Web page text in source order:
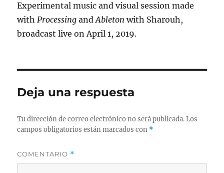
Experimental music and visual session made
withProcessing andAbleton with Sharouh,
broadcast live on April 1, 2019.
Deja una respuesta
Tu dirección de correo electrónico no será publicada. Los
campos obligatorios están marcados con *
COMENTARIO *